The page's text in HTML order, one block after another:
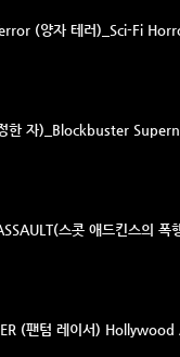
(양자 테러)_Sci-Fi
한 자)_Blockbuster
스콧 애드킨스의 폭
(팬텀 레이서)